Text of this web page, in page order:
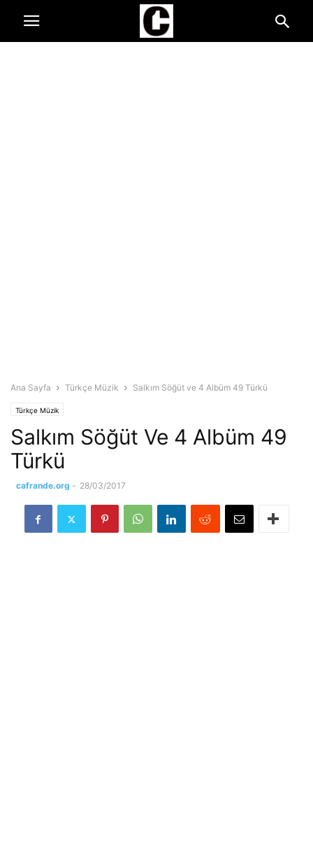
Ana Sayfa Türkçe Müzik Salkım Söğüt ve 4 Albüm 49 Türkü
Türkçe Müzik
Salkım Söğüt Ve 4 Albüm 49
Türkü
cafrande.org - 28/03/2017